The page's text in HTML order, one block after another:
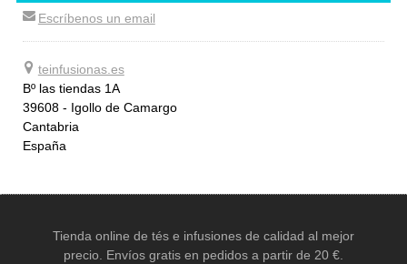
Escríbenos un email
teinfusionas.es
Bº las tiendas 1A
39608 - Igollo de Camargo
Cantabria
España
Tienda online de tés e infusiones de calidad al mejor
precio. Envíos gratis en pedidos a partir de 20 €.